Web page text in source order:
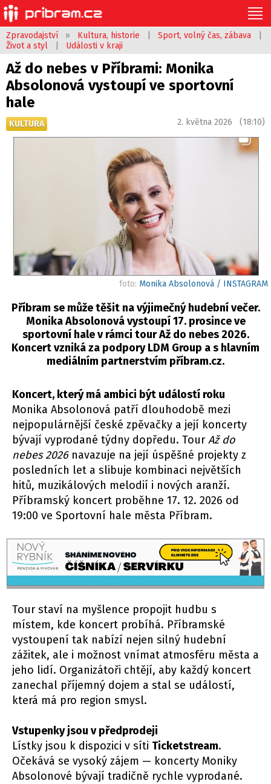
Zpravodajství » Kultura, historie Sport, volný čas, zábava
Život a styl
Události v kraji
Až do nebes v Příbrami: Monika
Absolonová vystoupí ve sportovní
hale
KULTURA 2. května 2026 (18:10)
foto: Monika Absolonová / INSTAGRAM
Příbram se může těšit na výjimečný hudební večer.
Monika Absolonová vystoupí 17. prosince ve
sportovní hale v rámci tour Až do nebes 2026.
Koncert vzniká za podpory LDM Group a s hlavním
mediálním partnerstvím příbram.cz.
Koncert, který má ambici být událostí roku
Monika Absolonová patří dlouhodobě mezi
nejpopulárnější české zpěvačky a její koncerty
bývají vyprodané týdny dopředu. Tour Až do
nebes 2026navazuje na její úspěšné projekty z
posledních let a slibuje kombinaci největších
hitů, muzikálových melodií i nových aranží.
Příbramský koncert proběhne 17. 12. 2026 od
19:00 ve Sportovní hale města Příbram.
Tour staví na myšlence propojit hudbu s
místem, kde koncert probíhá. Příbramské
vystoupení tak nabízí nejen silný hudební
zážitek, ale i možnost vnímat atmosféru města a
jeho lidí. Organizátoři chtějí, aby každý koncert
zanechal příjemný dojem a stal se událostí,
která má pro region smysl.
Vstupenky jsou v předprodeji
Lístky jsou k dispozici v síti Ticketstream.
Očekává se vysoký zájem — koncerty Moniky
Absolonové bývají tradičně rychle vyprodané.